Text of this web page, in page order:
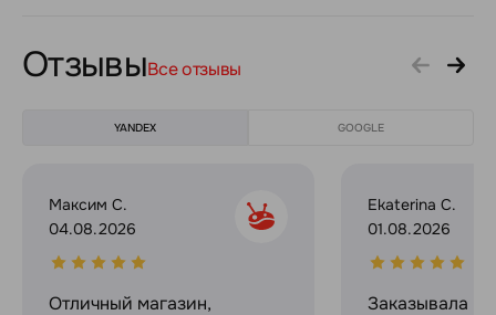
ОтзывыВсе отзывы
YANDEX GOOGLE
Максим С.
04.08.2026
Отличный магазин,
Ekaterina C.
01.08.2026
Заказывала в